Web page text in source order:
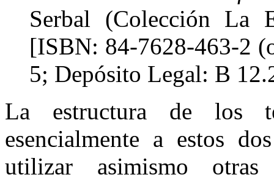
Serbal (Colección La
[ISBN: 84-7628-463-2
5; Depósito Legal: B
La estructura de los
esencialmente a estos
utilizar asimismo otras